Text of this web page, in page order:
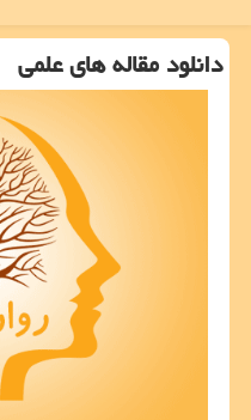
دانلود مقاله های علمی